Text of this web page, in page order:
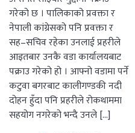
गरेको छ । पालिकाको प्रवक्ता र
नेपाली कांग्रेसको पनि प्रवक्ता र
सह–सचिव रहेका उनलाई प्रहरीले
आइतबार उनकै वडा कार्यालयबाट
पक्राउ गरेको हो । आफ्नो वडामा पर्ने
कटुवा बगरबाट कालीगण्डकी नदी
दोहन हुँदा पनि प्रहरीले रोकथाममा
सहयोग नगरेको भन्दै उनले […]